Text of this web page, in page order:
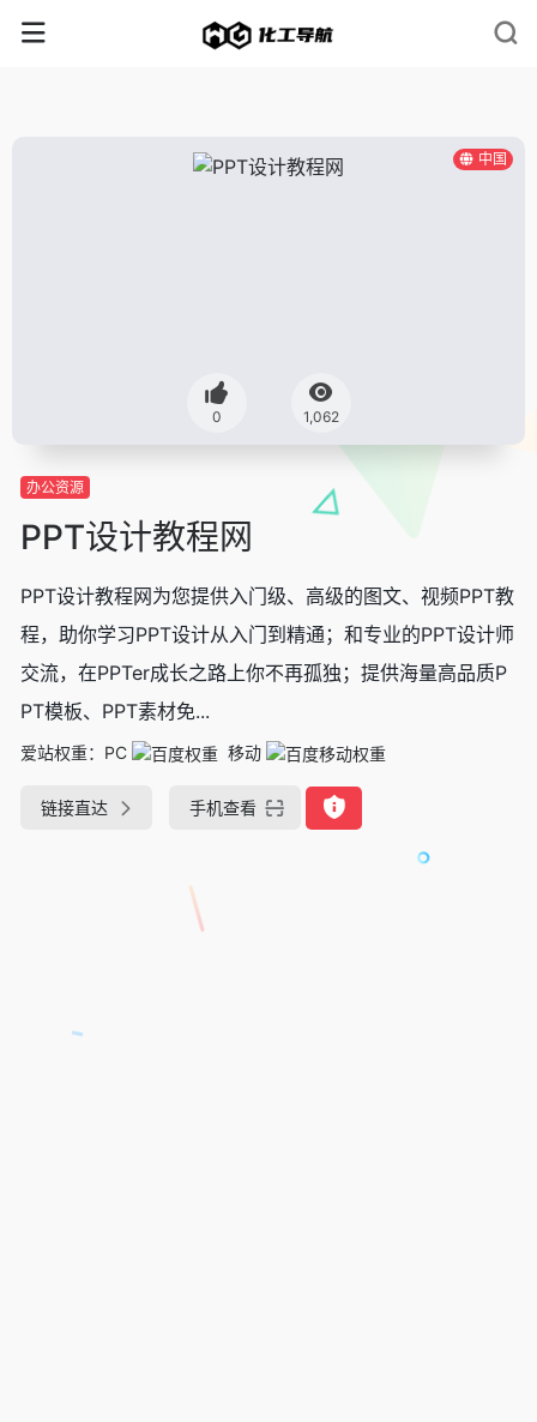
中国
0 1,062
办公资源
PPT设计教程网
PPT设计教程网为您提供入门级、高级的图文、视频PPT教
程，助你学习PPT设计从入门到精通；和专业的PPT设计师
交流，在PPTer成长之路上你不再孤独；提供海量高品质P
PT模板、PPT素材免...
爱站权重： PC 移动
链接直达 手机查看